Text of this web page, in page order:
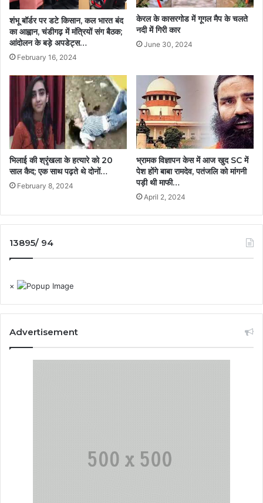
शंभू बॉर्डर पर डटे किसान, कल भारत बंद
का आह्वान, चंडीगढ़ में मंत्रियों संग बैठक;
आंदोलन के बड़े अपडेट्स…
February 16, 2024
केरल के कासरगोड में गूगल मैप के चलते
नदी में गिरी कार
June 30, 2024
भिलाई की श्रृंखला के हत्यारे को 20
साल कैद; एक साथ पढ़ते थे दोनों…
February 8, 2024
भ्रामक विज्ञापन केस में आज खुद SC में
पेश होंगे बाबा रामदेव, पतंजलि को मांगनी
पड़ी थी माफी…
April 2, 2024
13895/ 94
×
Advertisement